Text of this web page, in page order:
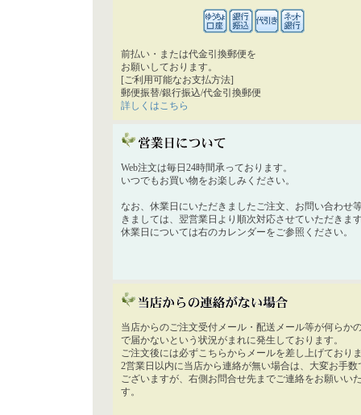
前払い・または代金引換郵便を
お願いしております。
[ご利用可能なお支払方法]
郵便振替/銀行振込/代金引換郵便
詳しくはこちら
Web注文は毎日24時間承っております。
いつでもお買い物をお楽しみください。
なお、休業日にいただきましたご注文、お問い合わせ
きましては、翌営業日より順次対応させていただきま
休業日については右のカレンダーをご参照ください。
当店からのご注文受付メール・配送メール等が何らか
で届かないという状況がまれに発生しております。
ご注文後には必ずこちらからメールを差し上げており
2営業日以内に当店から連絡が無い場合は、大変お手数
ございますが、右側お問合せ先までご連絡をお願いい
す。